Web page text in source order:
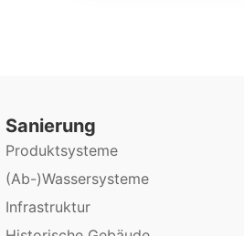
Sanierung
Produktsysteme
(Ab-)Wassersysteme
Infrastruktur